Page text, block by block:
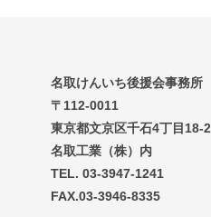
名取けんいち後援会事務所
〒112-0011
東京都文京区千石4丁目18-2
名取工業（株）内
TEL. 03-3947-1241
FAX.03-3946-8335